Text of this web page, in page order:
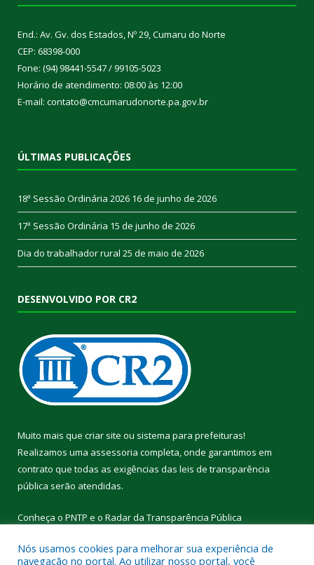
End.: Av. Gv. dos Estados, Nº 29, Cumaru do Norte
CEP: 68398-000
Fone: (94) 98441-5547 / 99105-5023
Horário de atendimento: 08:00 às 12:00
E-mail: contato@cmcumarudonorte.pa.gov.br
ÚLTIMAS PUBLICAÇÕES
18ª Sessão Ordinária 2026 16 de junho de 2026
17ª Sessão Ordinária 15 de junho de 2026
Dia do trabalhador rural 25 de maio de 2026
DESENVOLVIDO POR CR2
Muito mais que criar site ou sistema para prefeituras!
Realizamos uma assessoria completa, onde garantimos em
contrato que todas as exigências das leis de transparência
pública serão atendidas.
Conheça o PNTP e o Radar da Transparência Pública
Nós usamos cookies para melhorar sua experiência de
navegação no portal. Ao utilizar nosso portal, você